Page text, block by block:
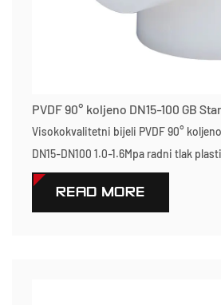
PVDF 90° koljeno DN15-100 GB
Visokokvalitetni bijeli PVDF 90°
DN15-DN100 1.0-1.6Mpa radni tlak
READ MORE